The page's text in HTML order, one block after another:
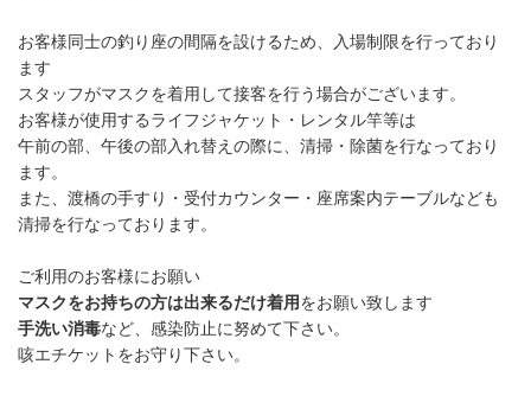
お客様同士の釣り座の間隔を設けるため、
入場制限を行っており
ます
スタッフがマスクを着用して接客を行う場合がございます。
お客様が使用するライフジャケット・レンタル竿等は
午前の部、午後の部入れ替えの際に、清掃・ 除菌を行なっており
ます。
また、渡橋の手すり・受付カウンター・ 座席案内テーブルなども
清掃を行なっております。
ご利用のお客様にお願い
マスクをお持ちの方は出来るだけ着用をお願い致します
手洗い消毒など、感染防止に努めて下さい。
咳エチケットをお守り下さい。